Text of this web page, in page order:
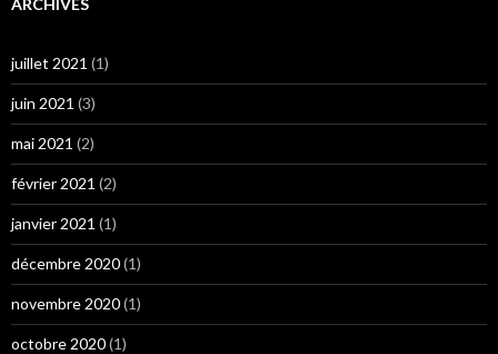
ARCHIVES
juillet 2021 (1)
juin 2021 (3)
mai 2021 (2)
février 2021 (2)
janvier 2021 (1)
décembre 2020(1)
novembre 2020(1)
octobre 2020(1)